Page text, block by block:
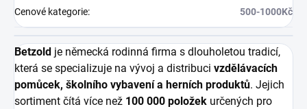
Cenové kategorie: 500-1000Kč
Betzold je německá rodinná firma s dlouholetou tradicí,
která se specializuje na vývoj a distribuci vzdělávacích
pomůcek, školního vybavení a herních produktů. Jejich
sortiment čítá více než 100 000 položek určených pro